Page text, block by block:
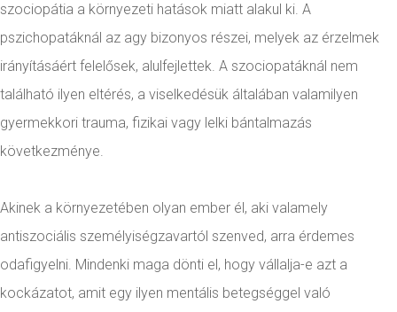
szociopátia a környezeti hatások miatt alakul ki. A
pszichopatáknál az agy bizonyos részei, melyek az érzelmek
irányításáért felelősek, alulfejlettek. A szociopatáknál nem
található ilyen eltérés, a viselkedésük általában valamilyen
gyermekkori trauma, fizikai vagy lelki bántalmazás
következménye.
Akinek a környezetében olyan ember él, aki valamely
antiszociális személyiségzavartól szenved, arra érdemes
odafigyelni. Mindenki maga dönti el, hogy vállalja-e azt a
kockázatot, amit egy ilyen mentális betegséggel való